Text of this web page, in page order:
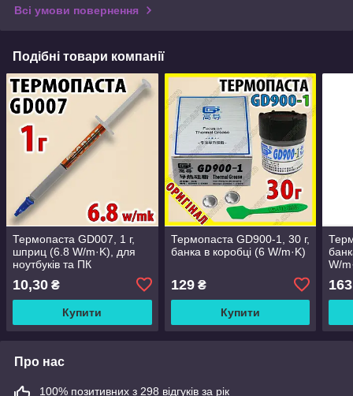
Всі умови повернення
Подібні товари компанії
Термопаста GD007, 1 г,
шприц (6.8 W/m·K), для
ноутбуків та ПК
10,30 ₴
Купити
Термопаста GD900-1, 30 г,
банка в коробці (6 W/m·K)
129₴
Купити
W/
163
Про нас
100% позитивних з 298 відгуків за рік